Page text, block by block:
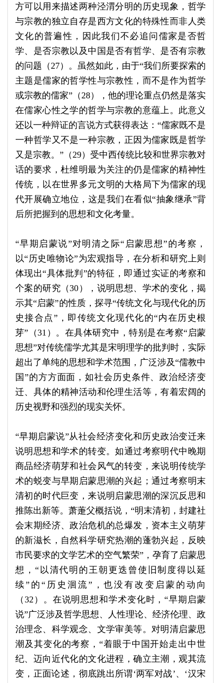
方可以用来描述两种泾渭分明的历史现象，哲学
与宗教的独立自存是西方文化的特殊性而非人类
文化的普遍性，因此我们不必追问儒家是否哲
学、是否宗教以及中国是否有哲学、是否有宗教
的问题（27）。虽然如此，由于“我们所要探索的
主题是儒家的哲学性与宗教性，而不是作为哲学
或宗教的儒家”（28），他的理论重点仍然是落实
在儒家心性之学的哲学与宗教的意蕴上。此意义
还以一种辩证的言说方式获得表达：“儒家既不是
一种哲学又不是一种宗教，正因为儒家既是哲学
又是宗教。”（29）受中西传统比较和世界宗教对
话的要求，杜维明最为关注的仍是儒家的精神性
传统，以在世界多元文明的大格局下为儒家的现
代开展确立地位，这是我们在看似“抽象继承”背
后所把握到的思想和文化考量。
“早期启蒙说”对明清之际“启蒙思想”的考察，
以“历史唯物论”为宏观指导，在分析和研究上则
体现出“具体批判”的特征，即通过实证的考察和
个案的研究（30），说明思想、学术的变化，揭
示其“启蒙”的性质，探寻“传统文化与现代化的历
史接合点”，即传统文化现代化的“内在历史根
芽”（31）。在具体研究中，特别是在考察“启蒙
思想”对传统儒学尤其是宋明理学的批判时，实际
超出了单纯的思想和学术范围，广泛涉及“儒教中
国”的方方面面，如社会历史条件、政治经济变
迁、具体的精神活动和伦理生活等，有着宏阔的
历史视野和强烈的现实关怀。
“早期启蒙说”从社会经济变化和历史政治变迁来
说明思想和学术的转变。如通过考察明代中晚期
商品经济萌芽和社会风气的转变，来说明传统学
术的蜕变与早期启蒙思潮的兴起；通过考察明末
清初的时代巨变，来说明启蒙思潮的深沉反思和
推陈出新等。萧萐父概括说，“明末清初，封建社
会末期经济、政治危机的总爆发，资本主义萌芽
的新滋长，自然科学研究热潮的蓬勃兴起，反映
市民要求的文学艺术的空气繁荣”，孕育了启蒙思
想，“以清代明的王朝更迭曾使旧制度得以延
续”的“历史洄流”，也没有改变启蒙的动向
（32）。在说明思想和学术变化时，“早期启蒙
说”广泛涉及哲学思想、人性理论、经济伦理、政
治理念、科学观念、文学审美等。对明清启蒙思
潮及其变化的考察，“着眼于中国开始走出中世
纪、迈向近代化的文化进程，确立主潮，观其流
变，正面论述，彻底跳出所谓‘两军对战’、‘汉宋